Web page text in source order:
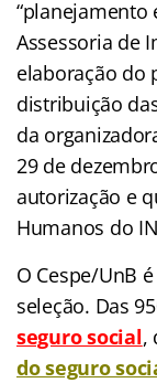
“planejamento
Assessoria de
elaboração do
distribuição
da
29 de
autorização e
Humanos do
O Cespe/UnB
seleção. Das
seguro social,
do seguro